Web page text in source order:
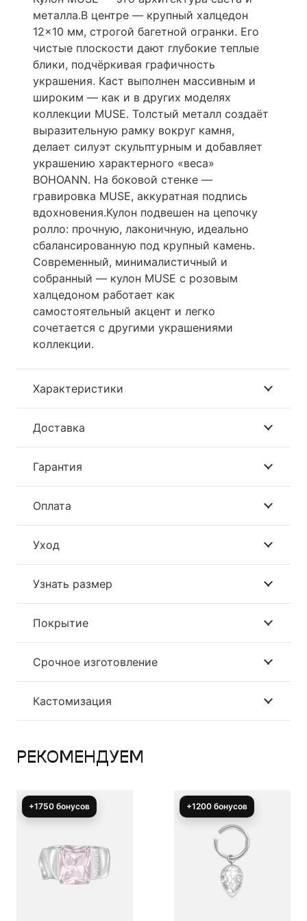
металла.В центре — крупный халцедон
12×10 мм, строгой багетной огранки. Его
чистые плоскости дают глубокие теплые
блики, подчёркивая графичность
украшения. Каст выполнен массивным и
широким — как и в других моделях
коллекции MUSE. Толстый металл создаёт
выразительную рамку вокруг камня,
делает силуэт скульптурным и добавляет
украшению характерного «веса»
BOHOANN. На боковой стенке —
гравировка MUSE, аккуратная подпись
вдохновения.Кулон подвешен на цепочку
ролло: прочную, лаконичную, идеально
сбалансированную под крупный камень.
Современный, минималистичный и
собранный — кулон MUSE с розовым
халцедоном работает как
самостоятельный акцент и легко
сочетается с другими украшениями
коллекции.
Характеристики
Доставка
Гарантия
Оплата
Уход
Узнать размер
Покрытие
Срочное изготовление
Кастомизация
РЕКОМЕНДУЕМ
+1200 бонусов +1050 бонусов